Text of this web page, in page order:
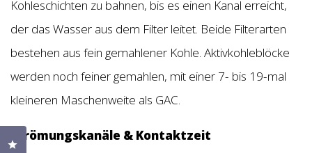
Kohleschichten zu bahnen, bis es einen Kanal erreicht,
der das Wasser aus dem Filter leitet. Beide Filterarten
bestehen aus fein gemahlener Kohle. Aktivkohleblöcke
werden noch feiner gemahlen, mit einer 7- bis 19-mal
kleineren Maschenweite als GAC.
Strömungskanäle & Kontaktzeit
Klicken Sie, um den Bewertungsdialog zu öffnen